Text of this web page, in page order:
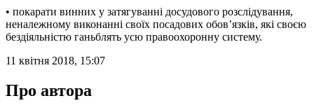
• покарати винних у затягуванні досудового розслідування,
неналежному виконанні своїх посадових обов’язків, які своєю
бездіяльністю ганьблять усю правоохоронну систему.
11 квітня 2018, 15:07
Про автора